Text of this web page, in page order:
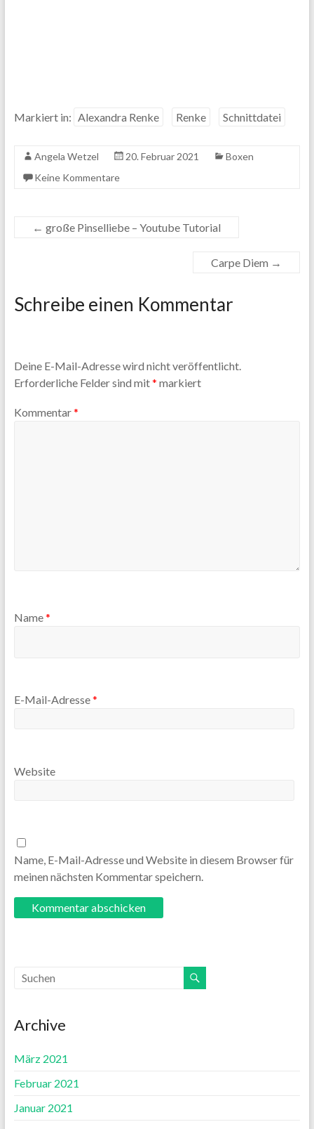
Markiert in: Alexandra Renke Renke Schnittdatei
Angela Wetzel 20. Februar 2021
Boxen
Keine Kommentare
← große Pinselliebe – Youtube Tutorial
Carpe Diem →
Schreibe einen Kommentar
Deine E-Mail-Adresse wird nicht veröffentlicht.
Erforderliche Felder sind mit* markiert
Kommentar*
Name*
E-Mail-Adresse*
Website
Name, E-Mail-Adresse und Website in diesem Browser für
meinen nächsten Kommentar speichern.
Archive
März 2021
Februar 2021
Januar 2021